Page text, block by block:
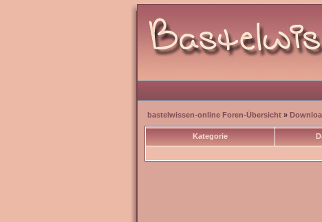
bastelwissen-online Foren-Übersicht »
Kategorie